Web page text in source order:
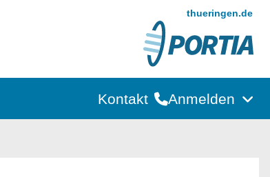
thueringen.de
Kontakt Anmelden